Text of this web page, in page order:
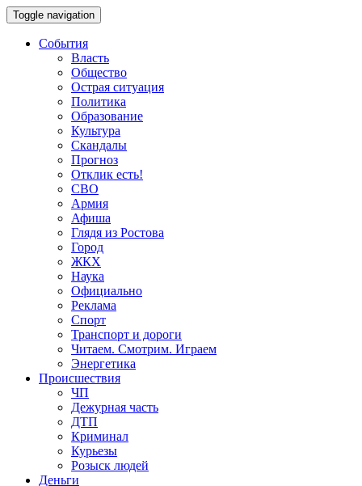
Toggle navigation
События
Власть
Общество
Острая ситуация
Политика
Образование
Культура
Скандалы
Прогноз
Отклик есть!
СВО
Армия
Афиша
Глядя из Ростова
Город
ЖКХ
Наука
Официально
Реклама
Спорт
Транспорт и дороги
Читаем. Смотрим. Играем
Энергетика
Происшествия
ЧП
Дежурная часть
ДТП
Криминал
Курьезы
Розыск людей
Деньги